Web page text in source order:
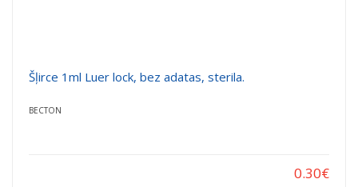
Šļirce 1ml Luer lock, bez adatas, sterila.
BECTON
0.30€